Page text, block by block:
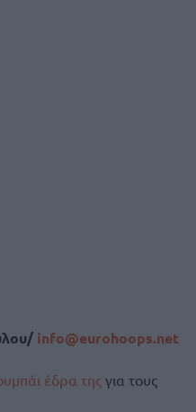
info@eurohoops.net
έδρα της για τους